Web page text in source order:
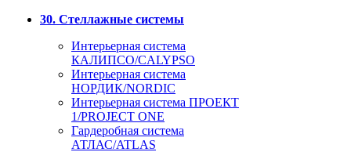
30. Стеллажные системы
Интерьерная система
КАЛИПСО/CALYPSO
Интерьерная система
НОРДИК/NORDIC
Интерьерная система ПРОЕКТ
1/PROJECT ONE
Гардеробная система
АТЛАС/ATLAS